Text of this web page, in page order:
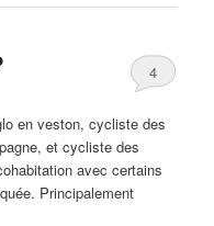
4
en veston, cycliste des
et cycliste des
avec certains
Principalement